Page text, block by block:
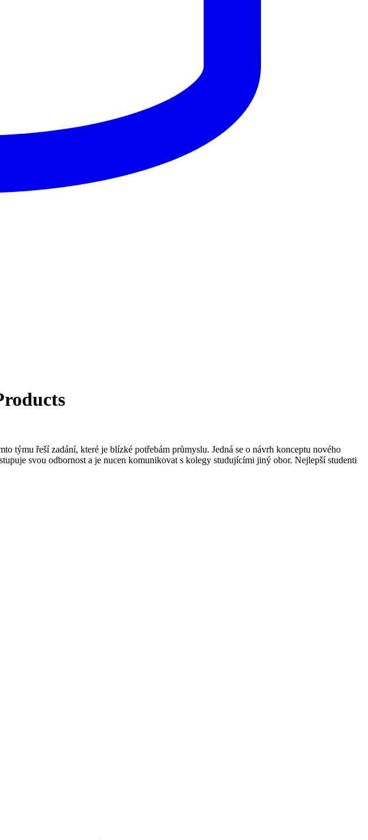
týmu řeší zadání, které je blízké potřebám průmyslu. Jedná se o návrh konceptu nového
svou odbornost a je nucen komunikovat s kolegy studujícími jiný obor. Nejlepší studenti